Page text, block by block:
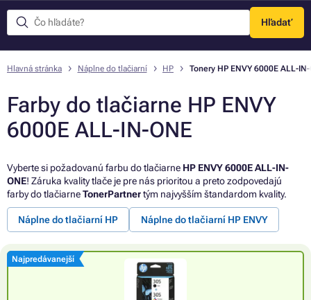
Hľadať
Menu
Hlavná stránka Náplne do tlačiarní HP Tonery HP ENVY 6000E ALL-IN-
Farby do tlačiarne HP ENVY
6000E ALL-IN-ONE
Vyberte si požadovanú farbu do tlačiarne HP ENVY 6000E ALL-IN-
ONE! Záruka kvality tlače je pre nás prioritou a preto zodpovedajú
farby do tlačiarneTonerPartnertým najvyšším štandardom kvality.
Náplne do tlačiarní HP Náplne do tlačiarní HP ENVY
Najpredávanejší